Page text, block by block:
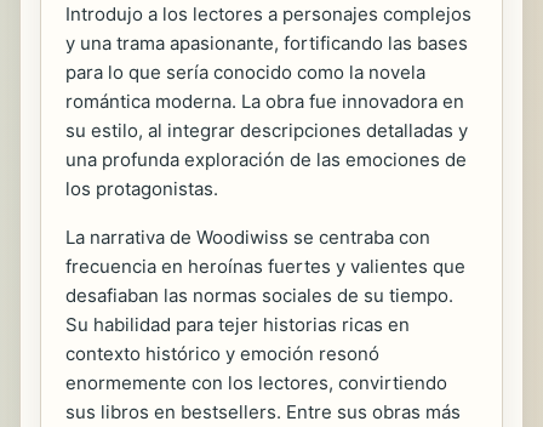
Introdujo a los lectores a personajes complejos
y una trama apasionante, fortificando las bases
para lo que sería conocido como la novela
romántica moderna. La obra fue innovadora en
su estilo, al integrar descripciones detalladas y
una profunda exploración de las emociones de
los protagonistas.
La narrativa de Woodiwiss se centraba con
frecuencia en heroínas fuertes y valientes que
desafiaban las normas sociales de su tiempo.
Su habilidad para tejer historias ricas en
contexto histórico y emoción resonó
enormemente con los lectores, convirtiendo
sus libros en bestsellers. Entre sus obras más